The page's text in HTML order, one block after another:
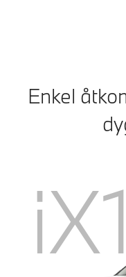
Enkel
iX1